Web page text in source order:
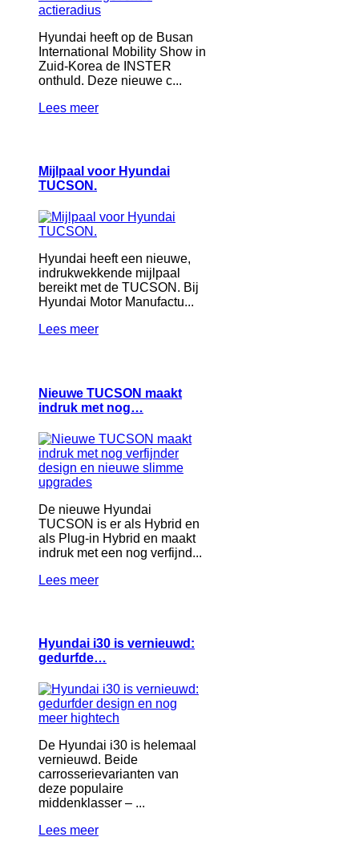
Hyundai heeft op de Busan
International Mobility Show in
Zuid-Korea de INSTER
onthuld. Deze nieuwe c...
Lees meer
Mijlpaal voor Hyundai
TUCSON.
Hyundai heeft een nieuwe,
indrukwekkende mijlpaal
bereikt met de TUCSON. Bij
Hyundai Motor Manufactu...
Lees meer
Nieuwe TUCSON maakt
indruk met nog…
De nieuwe Hyundai
TUCSON is er als Hybrid en
als Plug-in Hybrid en maakt
indruk met een nog verfijnd...
Lees meer
Hyundai i30 is vernieuwd:
gedurfde…
De Hyundai i30 is helemaal
vernieuwd. Beide
carrosserievarianten van
deze populaire
middenklasser – ...
Lees meer